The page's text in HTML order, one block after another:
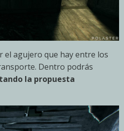
el agujero que hay entre los
Dentro podrás
la propuesta